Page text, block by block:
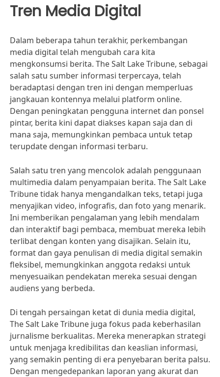
Tren Media Digital
Dalam beberapa tahun terakhir, perkembangan
media digital telah mengubah cara kita
mengkonsumsi berita. The Salt Lake Tribune, sebagai
salah satu sumber informasi terpercaya, telah
beradaptasi dengan tren ini dengan memperluas
jangkauan kontennya melalui platform online.
Dengan peningkatan pengguna internet dan ponsel
pintar, berita kini dapat diakses kapan saja dan di
mana saja, memungkinkan pembaca untuk tetap
terupdate dengan informasi terbaru.
Salah satu tren yang mencolok adalah penggunaan
multimedia dalam penyampaian berita. The Salt Lake
Tribune tidak hanya mengandalkan teks, tetapi juga
menyajikan video, infografis, dan foto yang menarik.
Ini memberikan pengalaman yang lebih mendalam
dan interaktif bagi pembaca, membuat mereka lebih
terlibat dengan konten yang disajikan. Selain itu,
format dan gaya penulisan di media digital semakin
fleksibel, memungkinkan anggota redaksi untuk
menyesuaikan pendekatan mereka sesuai dengan
audiens yang berbeda.
Di tengah persaingan ketat di dunia media digital,
The Salt Lake Tribune juga fokus pada keberhasilan
jurnalisme berkualitas. Mereka menerapkan strategi
untuk menjaga kredibilitas dan keaslian informasi,
yang semakin penting di era penyebaran berita palsu.
Dengan mengedepankan laporan yang akurat dan